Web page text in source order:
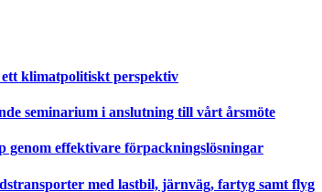
klimatpolitiskt perspektiv
seminarium i anslutning till vårt årsmöte
genom effektivare förpackningslösningar
med lastbil, järnväg, fartyg samt flyg